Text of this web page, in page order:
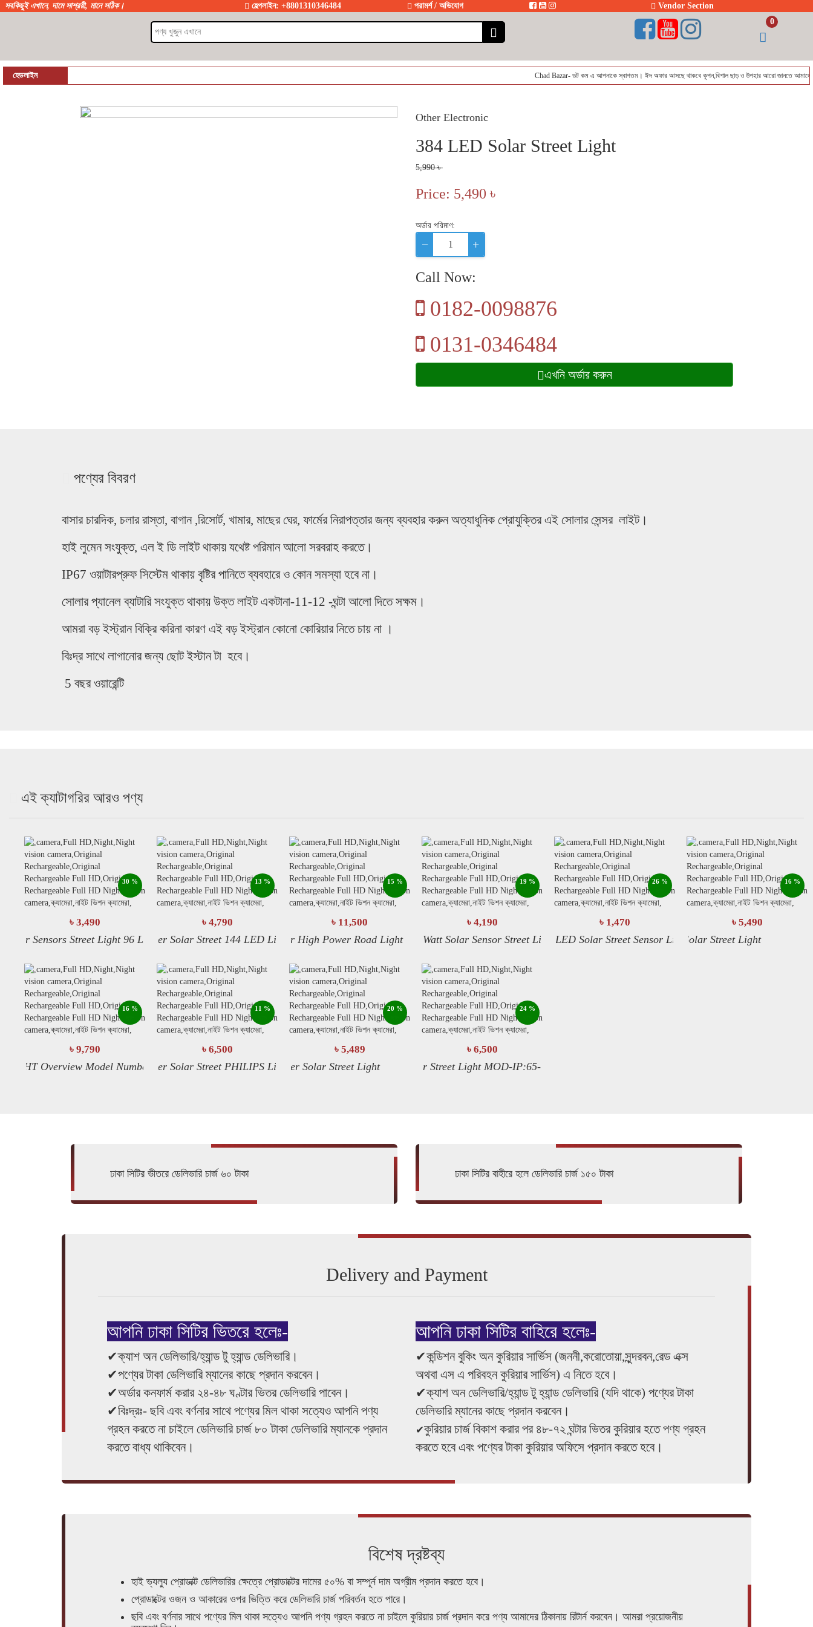
সবকিছুই এখানে, দামে সাশ্রয়ী, মানে সঠিক। হেল্পলাইন: +8801310346484 পরামর্শ / অভিযোগ
Vendor Section
0
হেডলাইন Chad Bazar- ডট কম এ আপনাকে স্বাগতম। ঈদ অফার আসছে থাকবে কূপন,বিশাল ছাড় ও উপহার আরো জানতে আমাদের সাথেই
Other Electronic
384 LED Solar Street Light
5,990 ৳
Price: 5,490 ৳
অর্ডার পরিমাণ:
− +
Call Now:
0182-0098876
0131-0346484
এখনি অর্ডার করুন
পণ্যের বিবরণ
বাসার চারদিক, চলার রাস্তা, বাগান ,রিসোর্ট, খামার, মাছের ঘের, ফার্মের নিরাপত্তার জন্য ব্যবহার করুন অত্যাধুনিক প্রোযুক্তির এই সোলার সেন্সর লাইট।
হাই লুমেন সংযুক্ত, এল ই ডি লাইট থাকায় যথেষ্ট পরিমান আলো সরবরাহ করতে।
IP67 ওয়াটারপ্রুফ সিস্টেম থাকায় বৃষ্টির পানিতে ব্যবহারে ও কোন সমস্যা হবে না।
সোলার প্যানেল ব্যাটারি সংযুক্ত থাকায় উক্ত লাইট একটানা-11-12 -ঘন্টা আলো দিতে সক্ষম।
আমরা বড় ইস্ট্রান বিক্রি করিনা কারণ এই বড় ইস্ট্রান কোনো কোরিয়ার নিতে চায় না ।
বিঃদ্র সাথে লাগানোর জন্য ছোট ইস্টান টা হবে।
5 বছর ওয়ারেন্টি
এই ক্যাটাগরির আরও পণ্য
ছাড়
৳ 3,490
Sensors Street Light 96 LED Solar Light
ছাড়
৳ 4,790
Power Solar Street 144 LED Light
বিস্তারিত
ছাড়
৳ 11,500
Solar High Power Road Light
বিস্তারিত
ছাড়
৳ 4,190
100 Watt Solar Sensor Street Light
বিস্তারিত
ছাড়
৳ 1,470
120 LED Solar Street Sensor Lights
বিস্তারিত
ছাড়
৳ 5,490
W- Solar Street Light
বিস্তারিত
ছাড়
৳ 9,790
Overview Model Number: 150w LED Solar Street Light With Motion Sensor Place of Origin: Zhong China
ছাড়
৳ 6,500
Power Solar Street PHILIPS Light
বিস্তারিত
ছাড়
৳ 5,489
Power Solar Street Light
বিস্তারিত
ছাড়
৳ 6,500
Solar Street Light MOD-IP:65-500-W
বিস্তারিত
ঢাকা সিটির ভীতরে ডেলিভারি চার্জ ৬০ টাকা ঢাকা সিটির বাহীরে হলে ডেলিভারি চার্জ ১৫০ টাকা
Delivery and Payment
আপনি ঢাকা সিটির ভিতরে হলেঃ-
✔ক্যাশ অন ডেলিভারি/হ্যান্ড টু হ্যান্ড ডেলিভারি।
✔পণ্যের টাকা ডেলিভারি ম্যানের কাছে প্রদান করবেন।
✔অর্ডার কনফার্ম করার ২৪-৪৮ ঘণ্টার ভিতর ডেলিভারি পাবেন।
✔বিঃদ্রঃ- ছবি এবং বর্ণনার সাথে পণ্যের মিল থাকা সত্যেও আপনি পণ্য
গ্রহন করতে না চাইলে ডেলিভারি চার্জ ৮০ টাকা ডেলিভারি ম্যানকে প্রদান
করতে বাধ্য থাকিবেন।
আপনি ঢাকা সিটির বাহিরে হলেঃ-
✔কন্ডিশন বুকিং অন কুরিয়ার সার্ভিস (জননী,করোতোয়া,সুন্দরবন,রেড এক্স
অথবা এস এ পরিবহন কুরিয়ার সার্ভিস) এ নিতে হবে।
✔ক্যাশ অন ডেলিভারি/হ্যান্ড টু হ্যান্ড ডেলিভারি (যদি থাকে) পণ্যের টাকা
ডেলিভারি ম্যানের কাছে প্রদান করবেন।
✔কুরিয়ার চার্জ বিকাশ করার পর ৪৮-৭২ ঘন্টার ভিতর কুরিয়ার হতে পণ্য গ্রহন
করতে হবে এবং পণ্যের টাকা কুরিয়ার অফিসে প্রদান করতে হবে।
বিশেষ দ্রষ্টব্য
হাই ভ্যল্যু প্রোডাক্ট ডেলিভারির ক্ষেত্রে প্রোডাক্টের দামের ৫০% বা সম্পূর্ন দাম অগ্রীম প্রদান করতে হবে।
প্রোডাক্টের ওজন ও আকারের ওপর ভিত্তি করে ডেলিভারি চার্জ পরিবর্তন হতে পারে।
ছবি এবং বর্ণনার সাথে পণ্যের মিল থাকা সত্যেও আপনি পণ্য গ্রহন করতে না চাইলে কুরিয়ার চার্জ প্রদান করে পণ্য আমাদের ঠিকানায় রিটার্ন করবেন। আমরা প্রয়োজনীয়